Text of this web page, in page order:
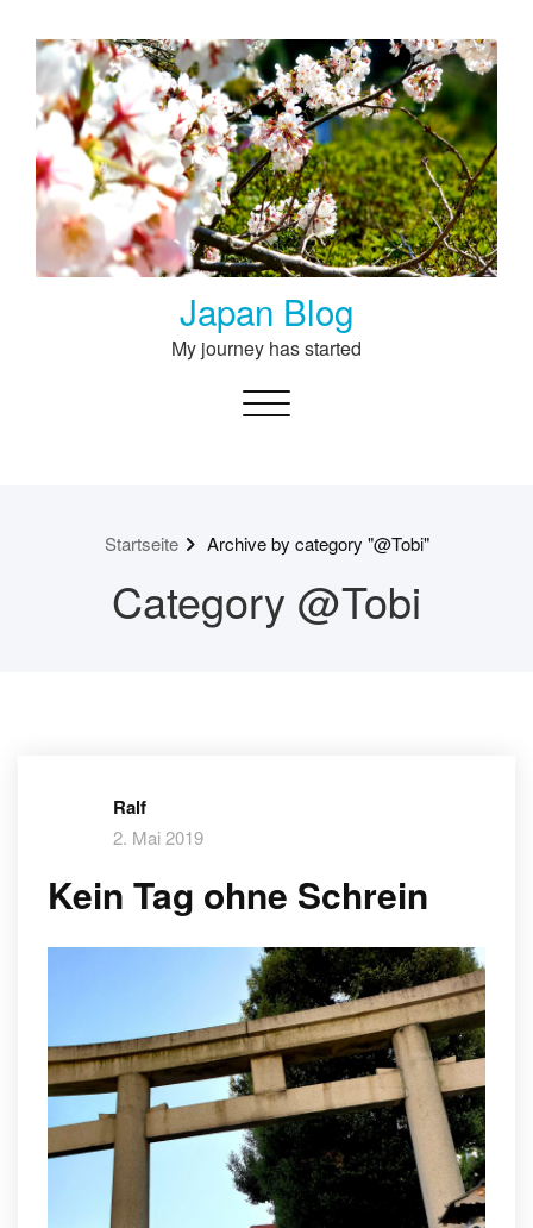
content
Japan Blog
My journey has started
Toggle navigation
Startseite Archive by category "@Tobi"
Category @Tobi
Ralf
2. Mai 2019
Kein Tag ohne Schrein